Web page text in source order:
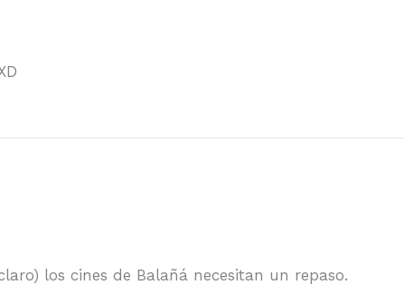
los cines de Balañá necesitan un repaso.